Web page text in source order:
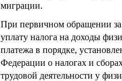
миграции.
При первичном обращении
уплату налога на доходы
платежа в порядке,
Федерации о налогах и
трудовой деятельности у